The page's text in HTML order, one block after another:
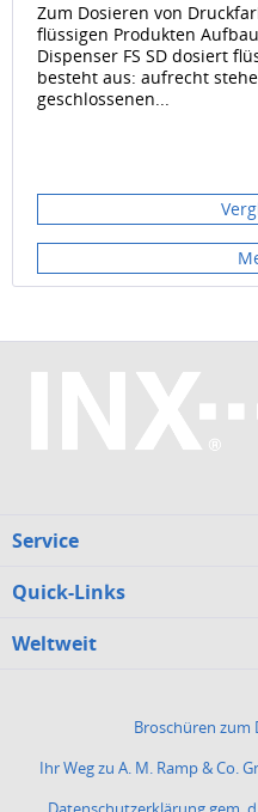
Zum Dosieren von
flüssigen Produkten
Dispenser FS SD dosiert
besteht aus: aufrecht
geschlossenen...
Service
Quick-Links
Weltweit
Broschüren zum
Ihr Weg zu A. M. Ramp & Co.